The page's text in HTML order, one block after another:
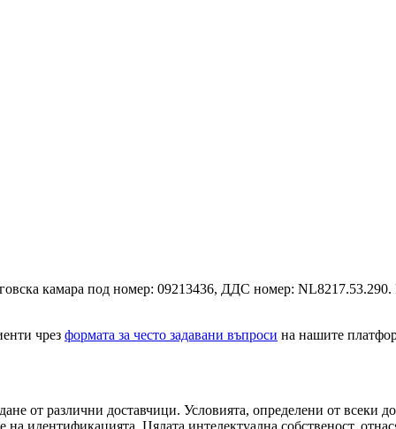
камара под номер: 09213436, ДДС номер: NL8217.53.290.
чрез формата за често задавани въпроси на нашите
от различни доставчици. Условията, определени от всеки
идентификацията. Цялата интелектуална собственост,